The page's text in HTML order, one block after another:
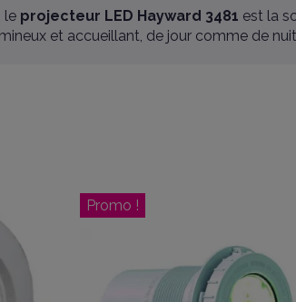
, le projecteur LED Hayward 3481 est la
et accueillant, de jour comme de
Promo !